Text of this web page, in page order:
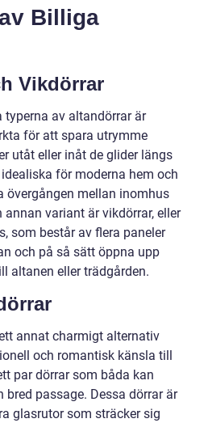
Billiga
Vikdörrar
typerna av altandörrar är
för att spara utrymme
utåt eller inåt de glider längs
för moderna hem och
övergången mellan inomhus
variant är vikdörrar, eller
som består av flera paneler
och på så sätt öppna upp
altanen eller trädgården.
annat charmigt alternativ
och romantisk känsla till
par dörrar som båda kan
passage. Dessa dörrar är
glasrutor som sträcker sig